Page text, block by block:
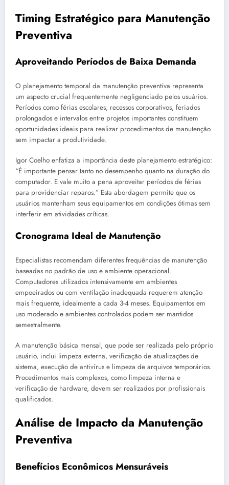
Timing Estratégico para Manutenção
Preventiva
Aproveitando Períodos de Baixa Demanda
O planejamento temporal da manutenção preventiva representa
um aspecto crucial frequentemente negligenciado pelos usuários.
Períodos como férias escolares, recessos corporativos, feriados
prolongados e intervalos entre projetos importantes constituem
oportunidades ideais para realizar procedimentos de manutenção
sem impactar a produtividade.
Igor Coelho enfatiza a importância deste planejamento estratégico:
“É importante pensar tanto no desempenho quanto na duração do
computador. E vale muito a pena aproveitar períodos de férias
para providenciar reparos.” Esta abordagem permite que os
usuários mantenham seus equipamentos em condições ótimas sem
interferir em atividades críticas.
Cronograma Ideal de Manutenção
Especialistas recomendam diferentes frequências de manutenção
baseadas no padrão de uso e ambiente operacional.
Computadores utilizados intensivamente em ambientes
empoeirados ou com ventilação inadequada requerem atenção
mais frequente, idealmente a cada 3-4 meses. Equipamentos em
uso moderado e ambientes controlados podem ser mantidos
semestralmente.
A manutenção básica mensal, que pode ser realizada pelo próprio
usuário, inclui limpeza externa, verificação de atualizações de
sistema, execução de antivírus e limpeza de arquivos temporários.
Procedimentos mais complexos, como limpeza interna e
verificação de hardware, devem ser realizados por profissionais
qualificados.
Análise de Impacto da Manutenção
Preventiva
Benefícios Econômicos Mensuráveis